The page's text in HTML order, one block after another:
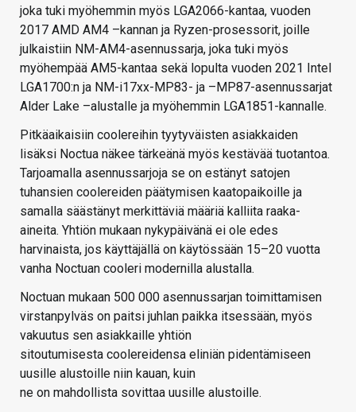
joka tuki myöhemmin myös LGA2066-kantaa, vuoden
2017 AMD AM4 –kannan ja Ryzen-prosessorit, joille
julkaistiin NM-AM4-asennussarja, joka tuki myös
myöhempää AM5-kantaa sekä lopulta vuoden 2021 Intel
LGA1700:n ja NM-i17xx-MP83- ja –MP87-asennussarjat
Alder Lake –alustalle ja myöhemmin LGA1851-kannalle.
Pitkäaikaisiin coolereihin tyytyväisten asiakkaiden
lisäksi Noctua näkee tärkeänä myös kestävää tuotantoa.
Tarjoamalla asennussarjoja se on estänyt satojen
tuhansien coolereiden päätymisen kaatopaikoille ja
samalla säästänyt merkittäviä määriä kalliita raaka-
aineita. Yhtiön mukaan nykypäivänä ei ole edes
harvinaista, jos käyttäjällä on käytössään 15–20 vuotta
vanha Noctuan cooleri modernilla alustalla.
Noctuan mukaan 500 000 asennussarjan toimittamisen
virstanpylväs on paitsi juhlan paikka itsessään, myös
vakuutus sen asiakkaille yhtiön
sitoutumisesta coolereidensa eliniän pidentämiseen
uusille alustoille niin kauan, kuin
ne on mahdollista sovittaa uusille alustoille.